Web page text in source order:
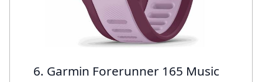
6. Garmin Forerunner 165 Music